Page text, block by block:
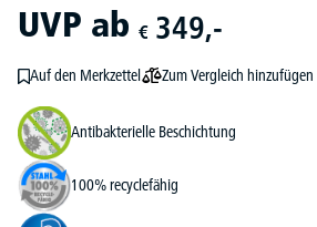
UVP ab € 349,-
Auf den Merkzettel Zum Vergleich hinzufügen
Antibakterielle Beschichtung
100% recyclefähig